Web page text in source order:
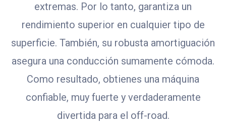
extremas. Por lo tanto, garantiza un
rendimiento superior en cualquier tipo de
superficie. También, su robusta amortiguación
asegura una conducción sumamente cómoda.
Como resultado, obtienes una máquina
confiable, muy fuerte y verdaderamente
divertida para el off-road.